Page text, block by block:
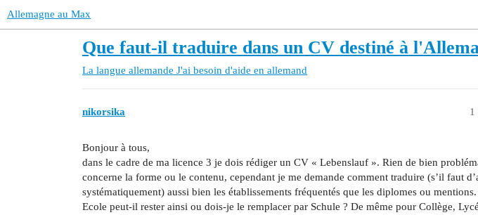
Allemagne au Max
Que faut-il traduire dans un CV destiné à
La langue allemande J'ai besoin d'aide en allemand
nikorsika 1
Bonjour à tous,
dans le cadre de ma licence 3 je dois rédiger un CV « Lebenslauf ». Rien de bien
concerne la forme ou le contenu, cependant je me demande comment traduire (s’il faut
systématiquement) aussi bien les établissements fréquentés que les diplomes ou mentions.
Ecole peut-il rester ainsi ou dois-je le remplacer par Schule ? De même pour Collège,